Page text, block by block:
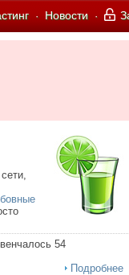
· Новости ·
54
Подробнее